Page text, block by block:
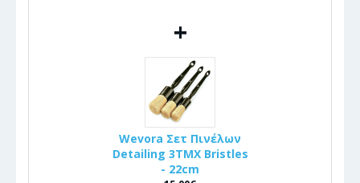
+
Wevora Σετ Πινέλων
Detailing 3ΤΜΧ Bristles
- 22cm